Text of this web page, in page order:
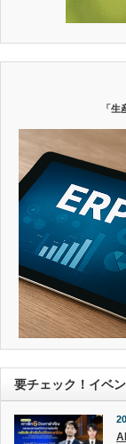
「
要チェック！イベ